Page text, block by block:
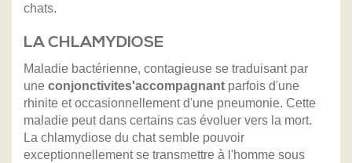
chats.
LA CHLAMYDIOSE
Maladie bactérienne, contagieuse se traduisant par
une conjonctivites'accompagnant parfois d'une
rhinite et occasionnellement d'une pneumonie. Cette
maladie peut dans certains cas évoluer vers la mort.
La chlamydiose du chat semble pouvoir
exceptionnellement se transmettre à l'homme sous